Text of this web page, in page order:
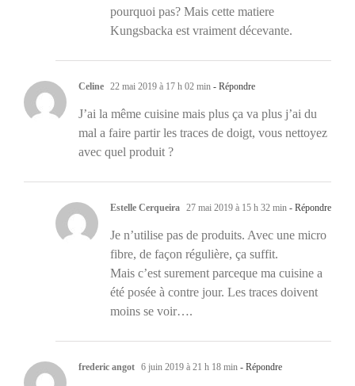
pourquoi pas? Mais cette matiere
Kungsbacka est vraiment décevante.
Celine 22 mai 2019 à 17 h 02 min - Répondre
J’ai la même cuisine mais plus ça va plus j’ai du
mal a faire partir les traces de doigt, vous nettoyez
avec quel produit ?
Estelle Cerqueira 27 mai 2019 à 15 h 32 min - Répondre
Je n’utilise pas de produits. Avec une micro
fibre, de façon régulière, ça suffit.
Mais c’est surement parceque ma cuisine a
été posée à contre jour. Les traces doivent
moins se voir….
frederic angot 6 juin 2019 à 21 h 18 min - Répondre